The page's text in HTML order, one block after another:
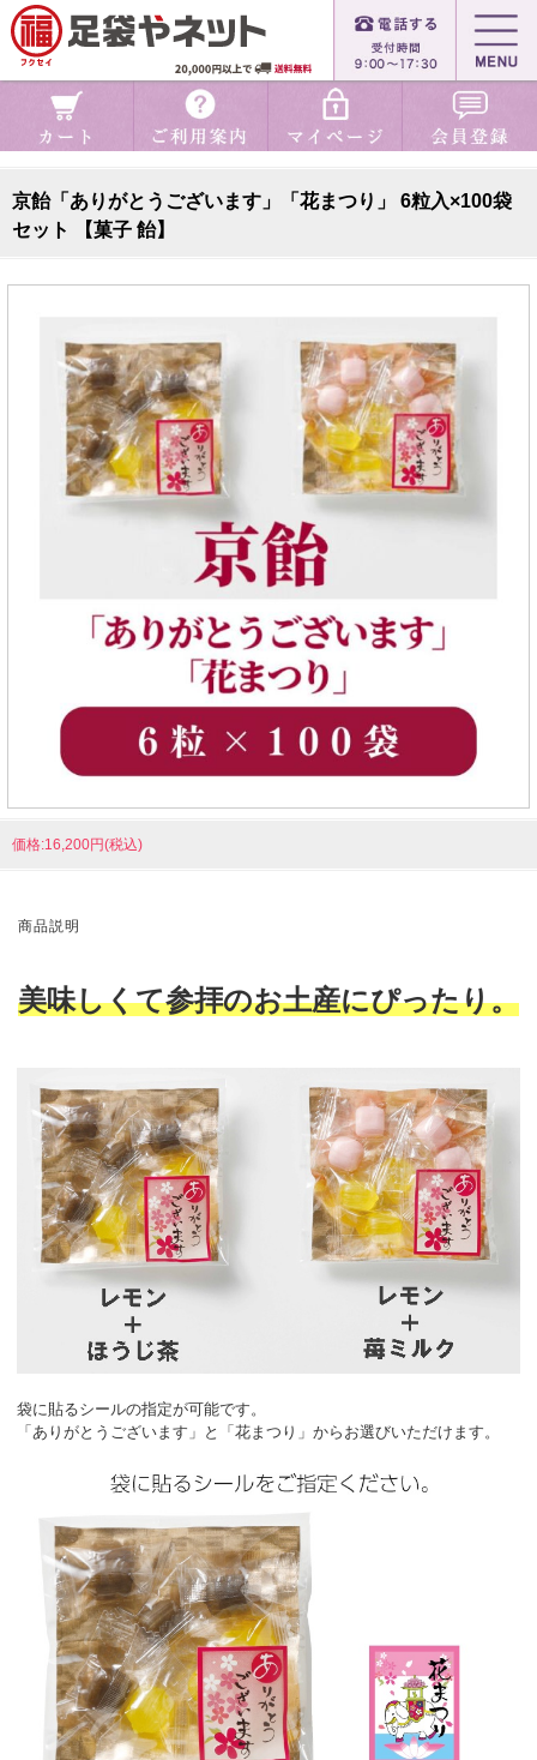
京飴「ありがとうございます」「花まつり」 6粒入×100袋
セット 【菓子 飴】
価格:16,200円(税込)
商品説明
美味しくて参拝のお土産にぴったり。
袋に貼るシールの指定が可能です。
「ありがとうございます」と「花まつり」からお選びいただけます。